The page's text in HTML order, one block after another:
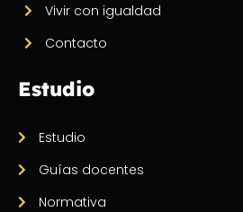
Vivir con igualdad
Contacto
Estudio
Estudio
Guías docentes
Normativa